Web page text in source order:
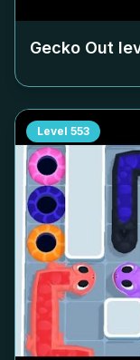
Gecko Out
Level 553